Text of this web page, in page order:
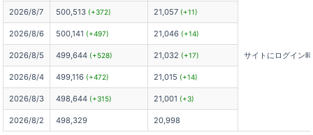
サイトにログイン
2026/8/7 500,513 (+372) 21,057 (+11)
2026/8/6 500,141 (+497) 21,046 (+14)
2026/8/5 499,644 (+528) 21,032 (+17)
2026/8/4 499,116 (+472) 21,015 (+14)
2026/8/3 498,644 (+315) 21,001 (+3)
2026/8/2 498,329 20,998